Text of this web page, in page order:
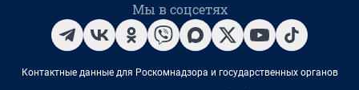
Мы в соцсетях
Контактные данные для Роскомнадзора и государственных органов